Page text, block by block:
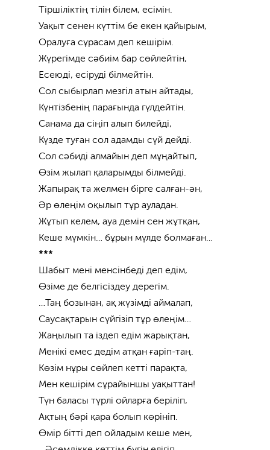
Тіршіліктің тілін білем, есімін.
Уақыт сенен күттім бе екен қайырым,
Оралуға сұрасам деп кешірім.
Жүрегімде сәбиім бар сөйлейтін,
Есеюді, есіруді білмейтін.
Сол сыбырлап мезгіл атын айтады,
Күнтізбенің парағында гүлдейтін.
Санама да сіңіп алып билейді,
Күзде туған сол адамды сүй дейді.
Сол сәбиді алмайын деп мұңайтып,
Өзім жылап қаларымды білмейді.
Жапырақ та желмен бірге салған-ән,
Әр өлеңім оқылып тұр ауладан.
Жұтып келем, ауа демін сен жұтқан,
Кеше мүмкін… бұрын мүлде болмаған…
***
Шабыт мені менсінбеді деп едім,
Өзіме де белгісіздеу дерегім.
…Таң бозынан, ақ жүзімді аймалап,
Саусақтарын сүйгізіп тұр өлеңім…
Жаңылып та іздеп едім жарықтан,
Менікі емес дедім атқан ғаріп-таң.
Көзім нұры сөйлеп кетті парақта,
Мен кешірім сұрайыншы уақыттан!
Түн баласы түрлі ойларға беріліп,
Ақтың бәрі қара болып көрініп.
Өмір бітті деп ойладым кеше мен,